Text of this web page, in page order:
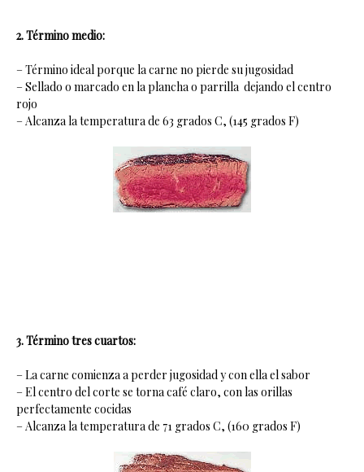
2. Término medio:
– Término ideal porque la carne no pierde su jugosidad
– Sellado o marcado en la plancha o parrilla dejando el centro
rojo
– Alcanza la temperatura de 63 grados C, (145 grados F)
3. Término tres cuartos:
– La carne comienza a perder jugosidad y con ella el sabor
– El centro del corte se torna café claro, con las orillas
perfectamente cocidas
– Alcanza la temperatura de 71 grados C, (160 grados F)